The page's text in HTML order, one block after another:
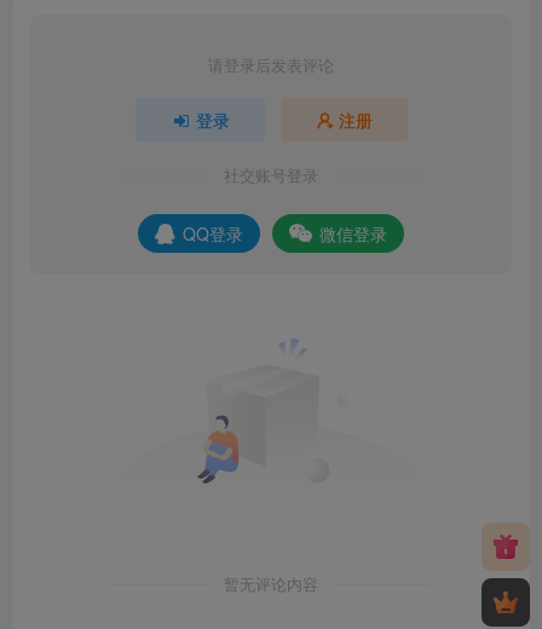
请登录后发表评论
登录 注册
社交账号登录
QQ登录 微信登录
暂无评论内容